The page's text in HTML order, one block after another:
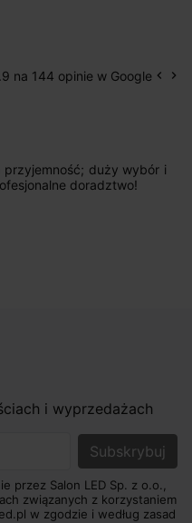
na 144 opinie w Google keyboard_arrow_left keyboard_arrow_right
duży wybór i
doradztwo!
i wyprzedażach
przez Salon LED Sp. z o.o.,
związanych z korzystaniem
w zgodzie i według zasad